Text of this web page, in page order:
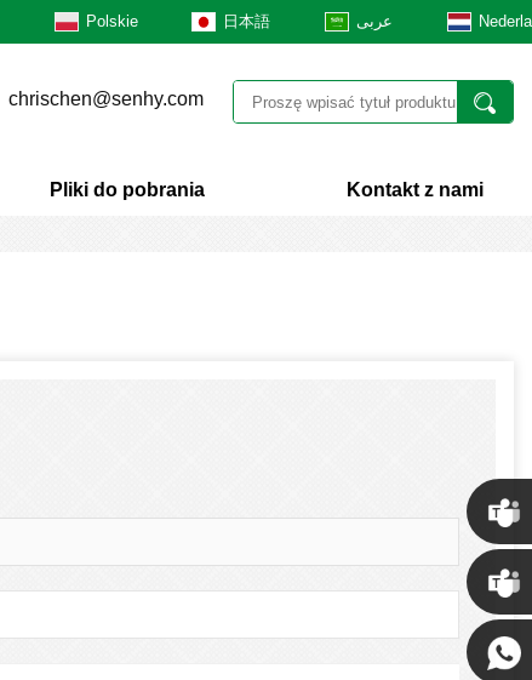
Polskie 日本語 عربى
chrischen@senhy.com
Pliki do pobrania Kontakt z nami
Chris
Kenny